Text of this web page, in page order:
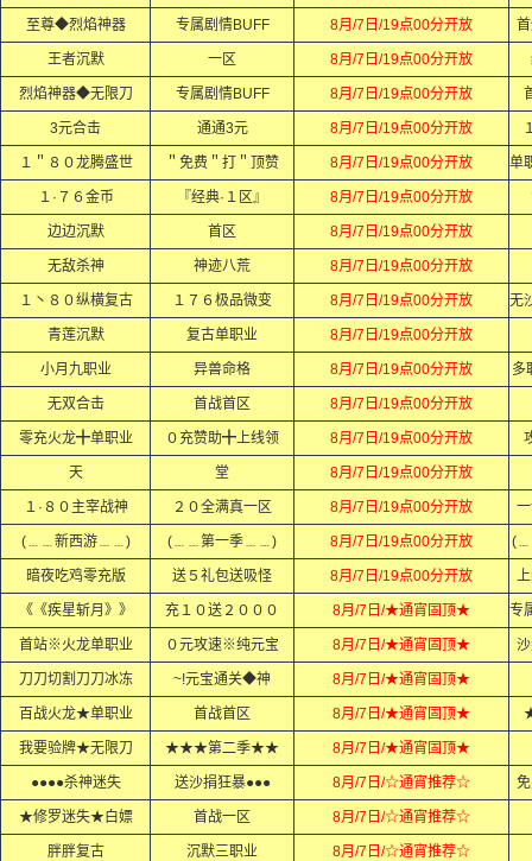
至尊◆烈焰神器 专属剧情BUFF 8月/7日/19点00分开放
王者沉默 一区 8月/7日/19点00分开放
烈焰神器◆无限刀 专属剧情BUFF 8月/7日/19点00分开放
3元合击 通通3元 8月/7日/19点00分开放
１＂８０龙腾盛世 ＂免费＂打＂顶赞 8月/7日/19点00分开放
１·７６金币 『经典·１区』 8月/7日/19点00分开放
边边沉默 首区 8月/7日/19点00分开放
无敌杀神 神迹八荒 8月/7日/19点00分开放
１丶８０纵横复古 １７６极品微变 8月/7日/19点00分开放
青莲沉默 复古单职业 8月/7日/19点00分开放
小月九职业 异兽命格 8月/7日/19点00分开放 多
无双合击 首战首区 8月/7日/19点00分开放
零充火龙╋单职业 ０充赞助╋上线领 8月/7日/19点00分开放
天 堂 8月/7日/19点00分开放
１·８０主宰战神 ２０全满真一区 8月/7日/19点00分开放
(﹍﹍新西游﹍﹍) (﹍﹍第一季﹍﹍) 8月/7日/19点00分开放
暗夜吃鸡零充版 送５礼包送吸怪 8月/7日/19点00分开放
《《疾星斩月》》 充１０送２０００ 8月/7日/★通宵固顶★
首站※火龙单职业 ０元攻速※纯元宝 8月/7日/★通宵固顶★
刀刀切割刀刀冰冻 ~!元宝通关◆神 8月/7日/★通宵固顶★
百战火龙★单职业 首战首区 8月/7日/★通宵固顶★
我要验牌★无限刀 ★★★第二季★★ 8月/7日/★通宵固顶★
●●●●杀神迷失 送沙捐狂暴●●● 8月/7日/☆通宵推荐☆
★修罗迷失★白嫖 首战一区 8月/7日/☆通宵推荐☆
胖胖复古 沉默三职业 8月/7日/☆通宵推荐☆